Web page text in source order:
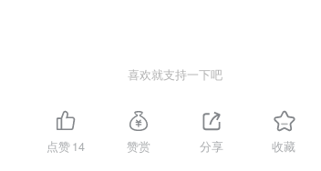
喜欢就支持一下吧
点赞14 赞赏 分享 收藏